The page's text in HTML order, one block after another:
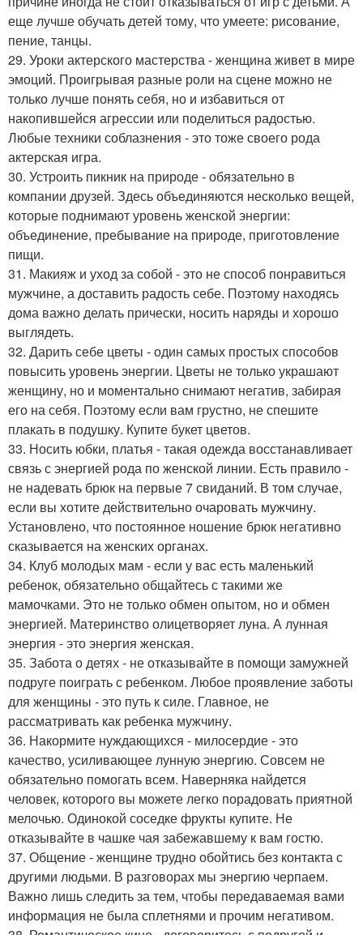
еще лучше обучать детей тому, что умеете: рисование,
пение, танцы.
29. Уроки актерского мастерства - женщина живет в мире
эмоций. Проигрывая разные роли на сцене можно не
только лучше понять себя, но и избавиться от
накопившейся агрессии или поделиться радостью.
Любые техники соблазнения - это тоже своего рода
актерская игра.
30. Устроить пикник на природе - обязательно в
компании друзей. Здесь объединяются несколько вещей,
которые поднимают уровень женской энергии:
объединение, пребывание на природе, приготовление
пищи.
31. Макияж и уход за собой - это не способ понравиться
мужчине, а доставить радость себе. Поэтому находясь
дома важно делать прически, носить наряды и хорошо
выглядеть.
32. Дарить себе цветы - один самых простых способов
повысить уровень энергии. Цветы не только украшают
женщину, но и моментально снимают негатив, забирая
его на себя. Поэтому если вам грустно, не спешите
плакать в подушку. Купите букет цветов.
33. Носить юбки, платья - такая одежда восстанавливает
связь с энергией рода по женской линии. Есть правило -
не надевать брюк на первые 7 свиданий. В том случае,
если вы хотите действительно очаровать мужчину.
Установлено, что постоянное ношение брюк негативно
сказывается на женских органах.
34. Клуб молодых мам - если у вас есть маленький
ребенок, обязательно общайтесь с такими же
мамочками. Это не только обмен опытом, но и обмен
энергией. Материнство олицетворяет луна. А лунная
энергия - это энергия женская.
35. Забота о детях - не отказывайте в помощи замужней
подруге поиграть с ребенком. Любое проявление заботы
для женщины - это путь к силе. Главное, не
рассматривать как ребенка мужчину.
36. Накормите нуждающихся - милосердие - это
качество, усиливающее лунную энергию. Совсем не
обязательно помогать всем. Наверняка найдется
человек, которого вы можете легко порадовать приятной
мелочью. Одинокой соседке фрукты купите. Не
отказывайте в чашке чая забежавшему к вам гостю.
37. Общение - женщине трудно обойтись без контакта с
другими людьми. В разговорах мы энергию черпаем.
Важно лишь следить за тем, чтобы передаваемая вами
информация не была сплетнями и прочим негативом.